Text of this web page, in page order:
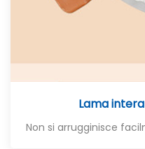
Lama
Non si arrugginisce